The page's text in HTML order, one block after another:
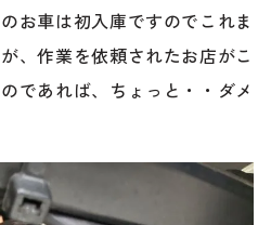
お車は初入庫ですのでこれま
、作業を依頼されたお店がこ
であれば、ちょっと・・ダメ